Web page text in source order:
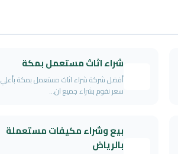
شراء اثاث مستعمل بمكة
أفضل شركة شراء اثاث مستعمل بمكة بأعلي
سعر نقوم بشراء جميع ان...
بيع وشراء مكيفات مستعملة
بالرياض